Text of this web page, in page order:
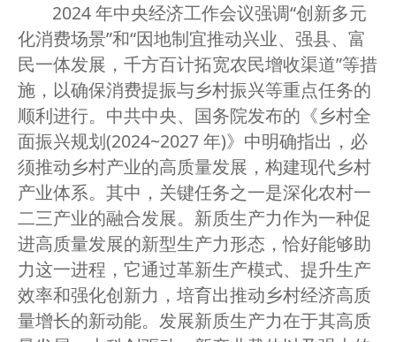
2024 年中央经济工作会议强调“创新多元
化消费场景”和“因地制宜推动兴业、强县、富
民一体发展，千方百计拓宽农民增收渠道”等措
施，以确保消费提振与乡村振兴等重点任务的
顺利进行。中共中央、国务院发布的《乡村全
面振兴规划(2024~2027 年)》中明确指出，必
须推动乡村产业的高质量发展，构建现代乡村
产业体系。其中，关键任务之一是深化农村一
二三产业的融合发展。新质生产力作为一种促
进高质量发展的新型生产力形态，恰好能够助
力这一进程，它通过革新生产模式、提升生产
效率和强化创新力，培育出推动乡村经济高质
量增长的新动能。发展新质生产力在于其高质